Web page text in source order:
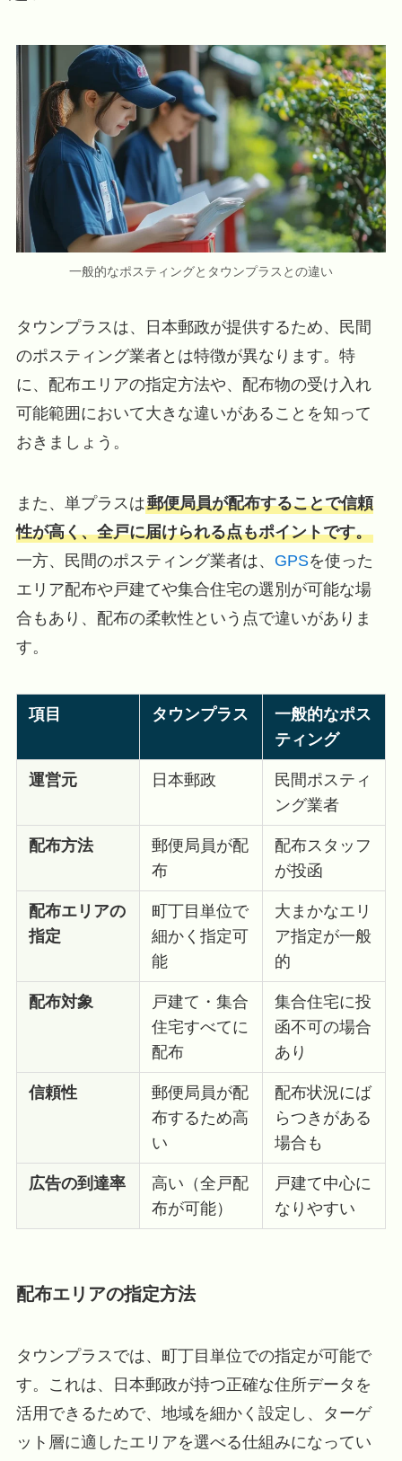
一般的なポスティングとタウンプラスとの違い
タウンプラスは、日本郵政が提供するため、民間
のポスティング業者とは特徴が異なります。特
に、配布エリアの指定方法や、配布物の受け入れ
可能範囲において大きな違いがあることを知って
おきましょう。
また、単プラスは郵便局員が配布することで信頼
性が高く、全戸に届けられる点もポイントです。
一方、民間のポスティング業者は、 GPSを使った
エリア配布や戸建てや集合住宅の選別が可能な場
合もあり、配布の柔軟性という点で違いがありま
す。
項目 タウンプラス
一般的なポス
ティング
運営元 日本郵政
民間ポスティ
ング業者
配布方法
郵便局員が配
布
配布スタッフ
が投函
配布エリアの
指定
町丁目単位で
細かく指定可
能
大まかなエリ
ア指定が一般
的
配布対象
戸建て・集合
住宅すべてに
配布
集合住宅に投
函不可の場合
あり
信頼性
郵便局員が配
布するため高
い
配布状況にば
らつきがある
場合も
広告の到達率
高い（全戸配
布が可能）
戸建て中心に
なりやすい
配布エリアの指定方法
タウンプラスでは、町丁目単位での指定が可能で
す。これは、日本郵政が持つ正確な住所データを
活用できるためで、地域を細かく設定し、ターゲ
ット層に適したエリアを選べる仕組みになってい